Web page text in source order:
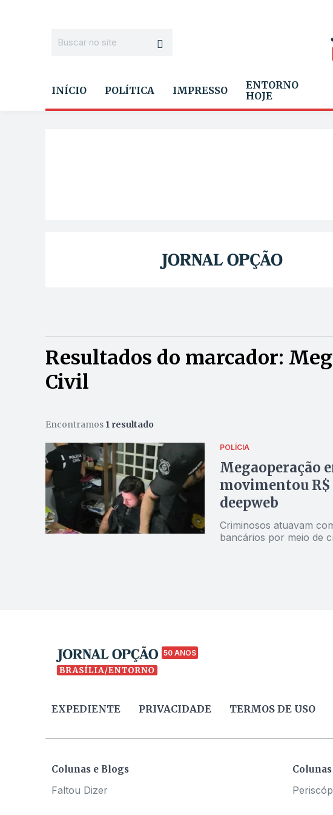
INÍCIO POLÍTICA IMPRESSO
ENTORNO
HOJE
Resultados do marcador:
Civil
Encontramos 1 resultado
POLÍCIA
Megaoperação
movimentou R$
deepweb
Criminosos atuavam
bancários por meio de
50 ANOS
EXPEDIENTE PRIVACIDADE TERMOS DE USO
Colunas e Blogs
Faltou Dizer